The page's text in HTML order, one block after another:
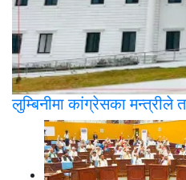
लुम्बिनीमा कांग्रेसका मन्त्रीले